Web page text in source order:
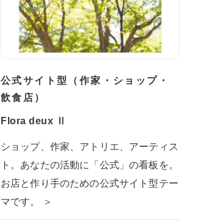
公式サイト型（作家・ショップ・
飲食店）
Flora deux Ⅱ
ショップ、作家、アトリエ、アーティス
ト。あなたの活動に「公式」の看板を。
お店と作り手のための公式サイト型テー
マです。 ＞